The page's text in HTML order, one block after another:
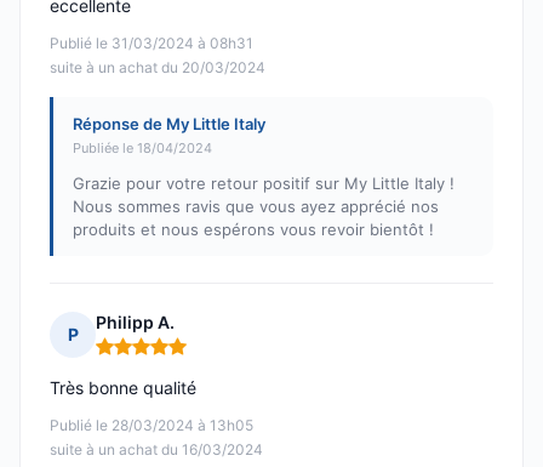
Publié le 31/03/2024 à 08h31
suite à un achat du 20/03/2024
eccellente
Réponse de My Little Italy
Publiée le 18/04/2024
Grazie pour votre retour positif sur My Little Italy !
Nous sommes ravis que vous ayez apprécié nos
produits et nous espérons vous revoir bientôt !
P
Philipp A.
Note : 5 sur 5
Publié le 28/03/2024 à 13h05
suite à un achat du 16/03/2024
Très bonne qualité